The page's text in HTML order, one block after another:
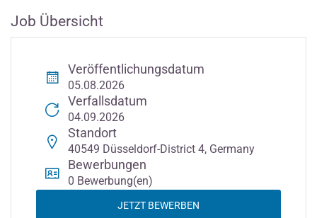
Job Übersicht
Veröffentlichungsdatum
05.08.2026
Verfallsdatum
04.09.2026
Standort
40549 Düsseldorf-District 4, Germany
Bewerbungen
0 Bewerbung(en)
JETZT BEWERBEN